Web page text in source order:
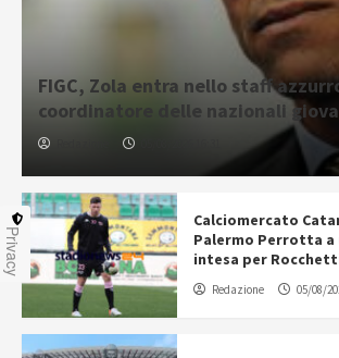
FIGC, Zola entra nello staff
coordinatore delle nazionali
Calciomercato
Palermo Perrotta a
intesa per
Redazione 05/08/
Privacy